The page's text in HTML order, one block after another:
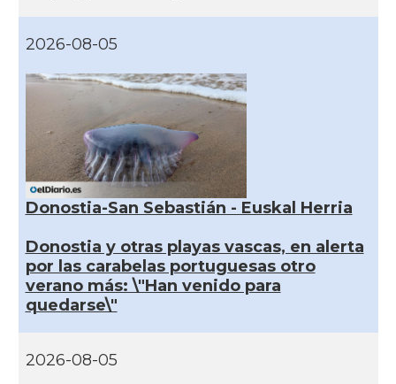
2026-08-05
Donostia-San Sebastián - Euskal Herria
Donostia y otras playas vascas, en alerta
por las carabelas portuguesas otro
verano más: \"Han venido para
quedarse\"
2026-08-05